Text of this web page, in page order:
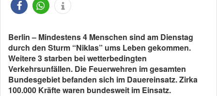
Berlin – Mindestens 4 Menschen sind am Dienstag
durch den Sturm “Niklas” ums Leben gekommen.
Weitere 3 starben bei wetterbedingten
Verkehrsunfällen. Die Feuerwehren im gesamten
Bundesgebiet befanden sich im Dauereinsatz. Zirka
100.000 Kräfte waren bundesweit im Einsatz.